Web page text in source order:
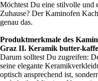
Möchtest Du eine stilvolle
Zuhause? Der Kaminofen
genau das.
Produktmerkmale des
Graz II. Keramik butter-
Darum solltest Du zugreifen:
seine elegante
optisch ansprechend ist,